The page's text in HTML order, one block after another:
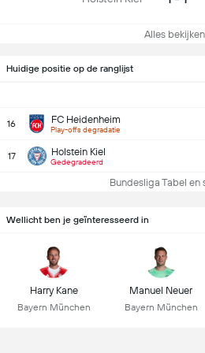
Huidige positie op de ranglijst
16 FC Heidenheim
Play-offs degradatie
17 Holstein Kiel
Gedegradeerd
Bundesliga Tabel en
Alles bekijken
Wellicht ben je geïnteresseerd in
Harry Kane
Bayern München
Manuel Neuer
Bayern München